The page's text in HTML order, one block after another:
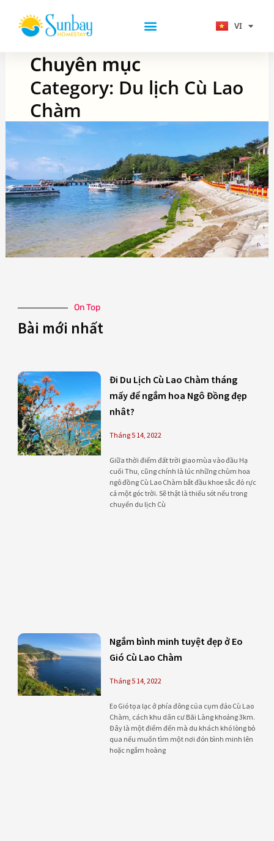
VI
EN
Chuyên mục
Category: Du lịch Cù Lao
Chàm
On Top
Bài mới nhất
Đi Du Lịch Cù Lao Chàm tháng
mấy để ngắm hoa Ngô Đồng đẹp
nhât?
Tháng 5 14, 2022
Giữa thời điểm đất trời giao mùa vào đầu Hạ
cuối Thu, cũng chính là lúc những chùm hoa
ngô đồng Cù Lao Chàm bắt đầu khoe sắc đỏ rực
cả một góc trời. Sẽ thật là thiếu sót nếu trong
chuyến du lịch Cù
Ngắm bình minh tuyệt đẹp ở Eo
Gió Cù Lao Chàm
Tháng 5 14, 2022
Eo Gió tọa lạc ở phía đông của cụm đảo Cù Lao
Chàm, cách khu dân cư Bãi Làng khoảng 3km.
Đây là một điểm đến mà du khách khó lòng bỏ
qua nếu muốn tìm một nơi đón bình minh lên
hoặc ngắm hoàng